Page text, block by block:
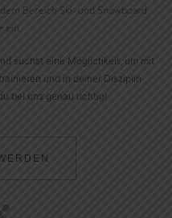
Bereich Ski- und Snowboard
ein.
suchst eine Möglichkeit, um mit
und in deiner Disziplin
bei uns genau richtig!